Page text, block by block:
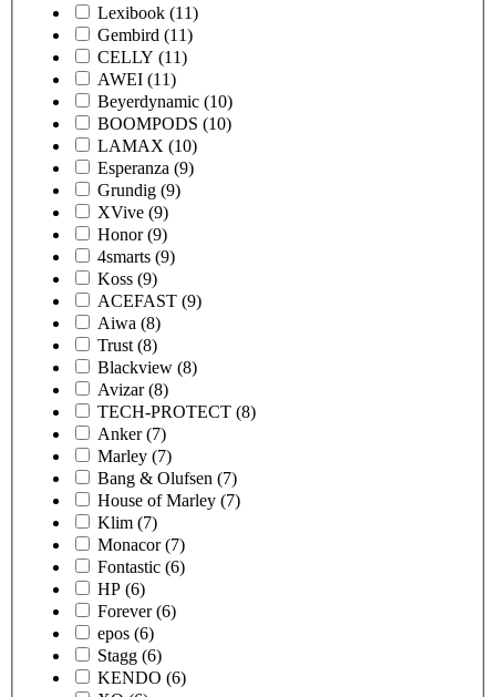
Lexibook (11)
Gembird (11)
CELLY (11)
AWEI (11)
Beyerdynamic (10)
BOOMPODS (10)
LAMAX (10)
Esperanza (9)
Grundig (9)
XVive (9)
Honor (9)
4smarts (9)
Koss (9)
ACEFAST (9)
Aiwa (8)
Trust (8)
Blackview (8)
Avizar (8)
TECH-PROTECT (8)
Anker (7)
Marley (7)
Bang & Olufsen (7)
House of Marley (7)
Klim (7)
Monacor (7)
Fontastic (6)
HP (6)
Forever (6)
epos (6)
Stagg (6)
KENDO (6)